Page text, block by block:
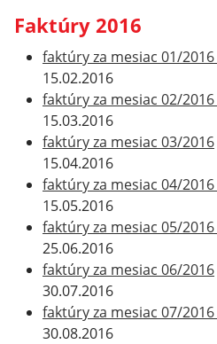
Faktúry 2016
faktúry za mesiac 01/2016
15.02.2016
faktúry za mesiac 02/2016
15.03.2016
faktúry za mesiac 03/2016
15.04.2016
faktúry za mesiac 04/2016
15.05.2016
faktúry za mesiac 05/2016
25.06.2016
faktúry za mesiac 06/2016
30.07.2016
faktúry za mesiac 07/2016
30.08.2016